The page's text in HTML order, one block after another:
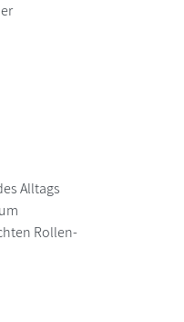
Alltags
Rollen-